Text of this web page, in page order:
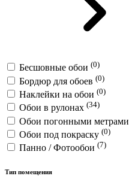
Бесшовные обои (0)
Бордюр для обоев (0)
Наклейки на обои (0)
Обои в рулонах (34)
Обои погонными метрами
Обои под покраску (0)
Панно / Фотообои (7)
Тип помещения